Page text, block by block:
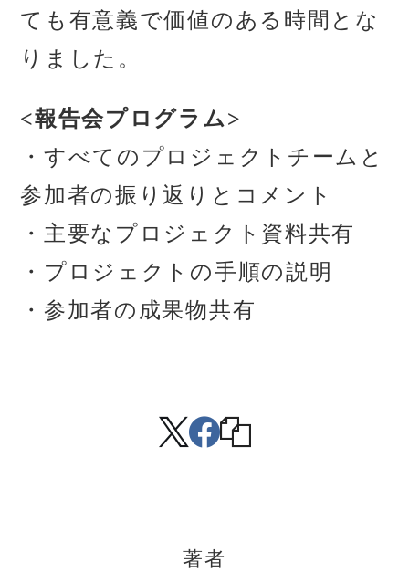
ても有意義で価値のある時間とな
りました。
<報告会プログラム>
・すべてのプロジェクトチームと
参加者の振り返りとコメント
・主要なプロジェクト資料共有
・プロジェクトの手順の説明
・参加者の成果物共有
著者